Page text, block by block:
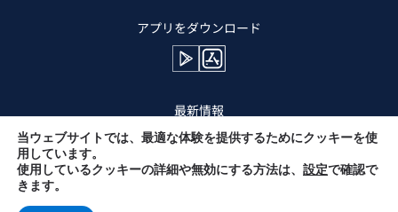
アプリをダウンロード
最新情報
当ウェブサイトでは、最適な体験を提供するためにクッキーを使
用しています。
使用しているクッキーの詳細や無効にする方法は、 設定で確認で
きます。